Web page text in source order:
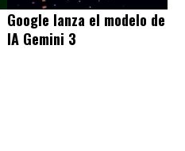
Google lanza el modelo de
IA Gemini 3